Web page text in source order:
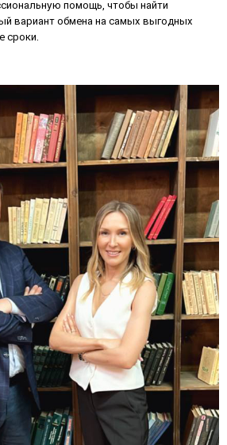
помощь, чтобы найти
вариант обмена на самых выгодных
сроки.